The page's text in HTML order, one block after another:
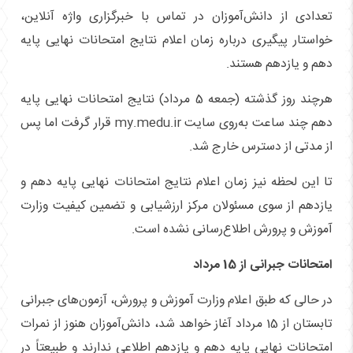
تعدادی از دانش‌آموزان در تماس با خبرگزاری واژه آنلاین،
خواستار پیگیری درباره زمان اعلام نتایج امتحانات نهایی پایه
دهم و یازدهم هستند.
هرچند روز گذشته (جمعه 5 مرداد) نتایج امتحانات نهایی پایه
دهم چند ساعت به‌روی سایت my.medu.ir قرار گرفت اما پس
از مدتی از دسترس خارج شد.
تا این لحظه نیز زمان اعلام نتایج امتحانات نهایی پایه دهم و
یازدهم از سوی مسئولان مرکز ارزشیابی و تضمین کیفیت وزارت
آموزش و پرورش اطلاع‌رسانی نشده است.
امتحانات جبرانی از 15 مرداد
در حالی که طبق اعلام وزارت آموزش و پرورش، آزمون‌های جبرانی
تابستان از 15 مرداد آغاز خواهد شد، دانش‌آموزان هنوز از نمرات
امتحانات نهایی پایه دهم و یازدهم اطلاعی ندارند و طبیعتاً در